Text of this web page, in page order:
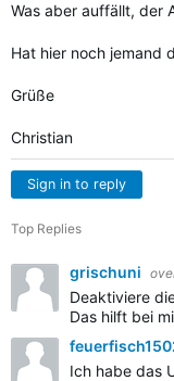
Was aber auffällt, der
Hat hier noch jemand
Grüße
Christian
Sign in to reply
Top Replies
grischuni
Deaktiviere
Das hilft bei
Ich habe das